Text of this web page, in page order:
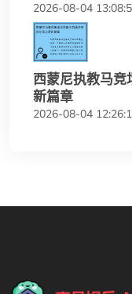
2026-08-04
西蒙尼执教马竞
新篇章
2026-08-04